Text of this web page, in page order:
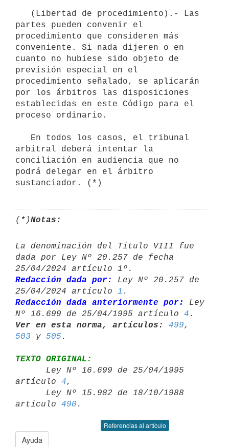
partes pueden convenir el
procedimiento que consideren más
conveniente. Si nada dijeren o en
cuanto no hubiese sido objeto de
previsión especial en el
procedimiento señalado, se aplicarán
por los árbitros las disposiciones
establecidas en este Código para el
proceso ordinario.
arbitral deberá intentar la
conciliación en audiencia que no
podrá delegar en el árbitro
sustanciador. (*)
(*)Notas:
La denominación del Título VIII fue
dada por Ley Nº 20.257 de fecha
Redacción dada por:
Ley Nº 20.257 de
25/04/2024 artículo 1
Redacción dada anteriormente por:
Ley
Nº 16.699 de 25/04/1995 artículo 4
Ver en esta norma, artículos:
499
503 y 505
TEXTO ORIGINAL:
artículo 4,
artículo 490
Referencias al artículo
Ayuda